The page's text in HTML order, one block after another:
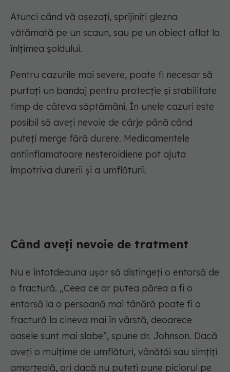
Atunci când vă așezați, sprijiniți glezna
vătămată pe un scaun, sau pe un obiect aflat la
înlțimea șoldului.
Pentru cazurile mai severe, poate fi necesar să
purtați un bandaj pentru protecție și stabilitate
timp de câteva săptămâni. În unele cazuri este
posibil să aveți nevoie de cârje până când
puteți merge fără durere. Medicamentele
antiinflamatoare nesteroidiene pot ajuta
împotriva durerii și a umflăturii.
Când aveți nevoie de tratment
Nu e întotdeauna ușor să distingeți o entorsă de
o fractură. „Ceea ce ar putea părea a fi o
entorsă la o persoană mai tânără poate fi o
fractură la cineva mai în vârstă, deoarece
oasele sunt mai slabe”, spune dr. Johnson. Dacă
aveți o mulțime de umflături, vânătăi sau simțiți
amorțeală, ori dacă nu puteți pune piciorul pe